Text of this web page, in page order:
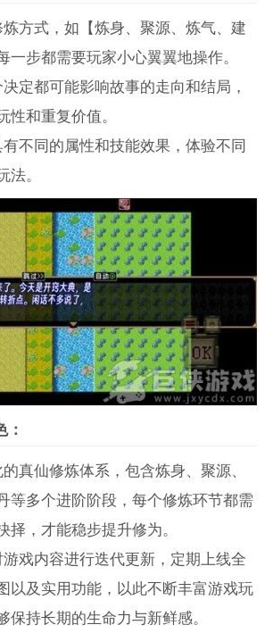
方式，如【炼身、聚源、炼气、建
一步都需要玩家小心翼翼地操作。
定都可能影响故事的走向和结局，
和重复价值。
不同的属性和技能效果，体验不同
。
真仙修炼体系，包含炼身、聚源、
等多个进阶阶段，每个修炼环节都需
择，才能稳步提升修为。
戏内容进行迭代更新，定期上线全
以及实用功能，以此不断丰富游戏玩
保持长期的生命力与新鲜感。